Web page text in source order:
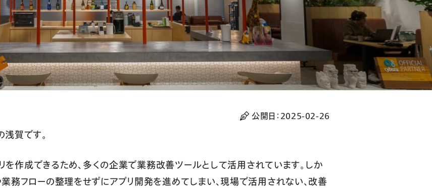
公開日： 2025-02-26
賀です。
作成できるため、多くの企業で業務改善ツールとして活用されています。しか
務フローの整理をせずにアプリ開発を進めてしまい、現場で活用されない、改善